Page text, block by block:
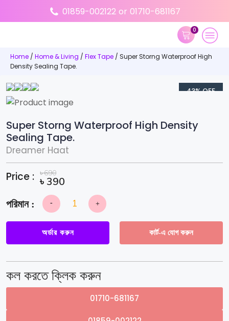
01859-002122 or 01710-681167
0
Home / Home & Living / Flex Tape / Super Storng Waterproof High
Density Sealing Tape.
43% OFF
Super Storng Waterproof High Density
Sealing Tape.
Dreamer Haat
Price : ৳690
৳ 390
-
Waterproof
Sealing
+
কার্ট-এ যোগ করুন
অর্ডার করুন
কল করতে ক্লিক করুন
01710-681167